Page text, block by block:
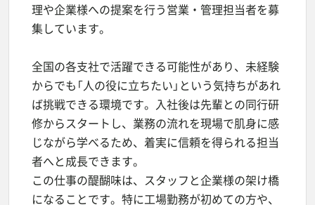
理や企業様への提案を行う営業・管理担当者を募
集しています。
全国の各支社で活躍できる可能性があり、未経験
からでも「人の役に立ちたい」という気持ちがあれ
ば挑戦できる環境です。入社後は先輩との同行研
修からスタートし、業務の流れを現場で肌身に感
じながら学べるため、着実に信頼を得られる担当
者へと成長できます。
この仕事の醍醐味は、スタッフと企業様の架け橋
になることです。特に工場勤務が初めての方や、